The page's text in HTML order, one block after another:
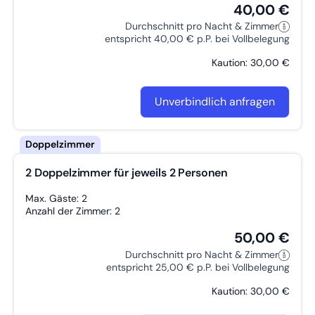
40,00 €
Durchschnitt pro Nacht & Zimmer
entspricht 40,00 € p.P. bei Vollbelegung
Kaution: 30,00 €
Unverbindlich anfragen
2 Doppelzimmer für jeweils 2 Personen
Max. Gäste: 2
Anzahl der Zimmer: 2
50,00 €
Durchschnitt pro Nacht & Zimmer
entspricht 25,00 € p.P. bei Vollbelegung
Kaution: 30,00 €